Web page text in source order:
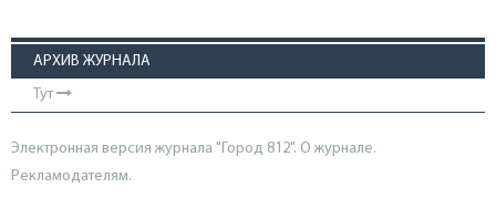
АРХИВ ЖУРНАЛА
Тут
Электронная версия журнала "Город 812". О журнале.
Рекламодателям.